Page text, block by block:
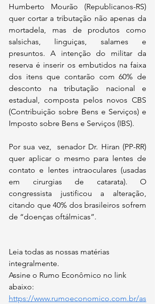
Humberto Mourão (Republicanos-RS)
quer cortar a tributação não apenas da
mortadela, mas de produtos como
salsichas, linguiças, salames e
presuntos. A intenção do militar da
reserva é inserir os embutidos na faixa
dos itens que contarão com 60% de
desconto na tributação nacional e
estadual, composta pelos novos CBS
(Contribuição sobre Bens e Serviços) e
Imposto sobre Bens e Serviços (IBS).
Por sua vez,  senador Dr. Hiran (PP-RR)
quer aplicar o mesmo para lentes de
contato e lentes intraoculares (usadas
em cirurgias de catarata). O
congressista justificou a alteração,
citando que 40% dos brasileiros sofrem
de “doenças oftálmicas”.
Leia todas as nossas matérias
integralmente.
Assine o Rumo Econômico no link
abaixo:
https://www.rumoeconomico.com.br/as